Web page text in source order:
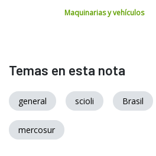
Maquinarias y vehículos
Temas en esta nota
general scioli Brasil
mercosur